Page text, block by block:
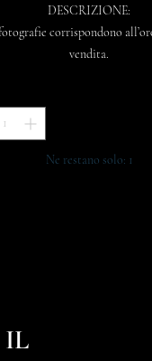
DESCRIZIONE:
corrispondono
vendita.
Ne restano solo: 1
IL